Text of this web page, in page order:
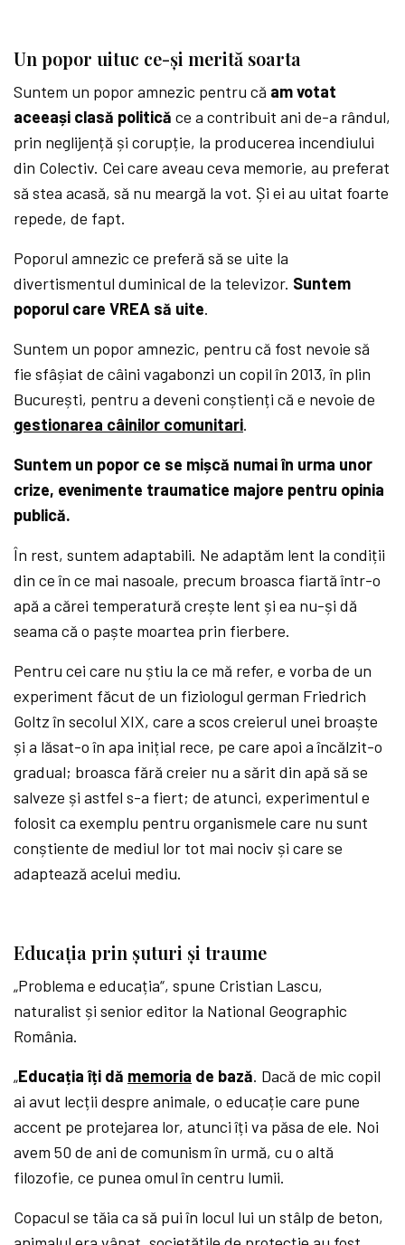
Un popor uituc ce-și merită soarta
Suntem un popor amnezic pentru că am votat
aceeași clasă politică ce a contribuit ani de-a rândul,
prin neglijență și corupție, la producerea incendiului
din Colectiv. Cei care aveau ceva memorie, au preferat
să stea acasă, să nu meargă la vot. Și ei au uitat foarte
repede, de fapt.
Poporul amnezic ce preferă să se uite la
divertismentul duminical de la televizor. Suntem
poporul care VREA să uite.
Suntem un popor amnezic, pentru că fost nevoie să
fie sfâșiat de câini vagabonzi un copil în 2013, în plin
București, pentru a deveni conștienți că e nevoie de
gestionarea câinilor comunitari.
Suntem un popor ce se mișcă numai în urma unor
crize, evenimente traumatice majore pentru opinia
publică.
În rest, suntem adaptabili. Ne adaptăm lent la condiții
din ce în ce mai nasoale, precum broasca fiartă într-o
apă a cărei temperatură crește lent și ea nu-și dă
seama că o paște moartea prin fierbere.
Pentru cei care nu știu la ce mă refer, e vorba de un
experiment făcut de un fiziologul german Friedrich
Goltz în secolul XIX, care a scos creierul unei broaște
și a lăsat-o în apa inițial rece, pe care apoi a încălzit-o
gradual; broasca fără creier nu a sărit din apă să se
salveze și astfel s-a fiert; de atunci, experimentul e
folosit ca exemplu pentru organismele care nu sunt
conștiente de mediul lor tot mai nociv și care se
adaptează acelui mediu.
Educația prin șuturi și traume
„Problema e educația“, spune Cristian Lascu,
naturalist și senior editor la National Geographic
România.
„Educația îți dă memoria de bază. Dacă de mic copil
ai avut lecții despre animale, o educație care pune
accent pe protejarea lor, atunci îți va păsa de ele. Noi
avem 50 de ani de comunism în urmă, cu o altă
filozofie, ce punea omul în centru lumii.
Copacul se tăia ca să pui în locul lui un stâlp de beton,